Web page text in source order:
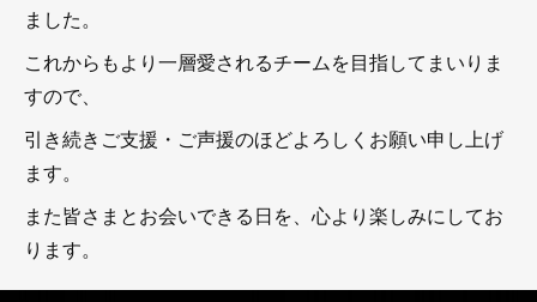
ました。
これからもより一層愛されるチームを目指してまいりま
すので、
引き続きご支援・ご声援のほどよろしくお願い申し上げ
ます。
また皆さまとお会いできる日を、心より楽しみにしてお
ります。